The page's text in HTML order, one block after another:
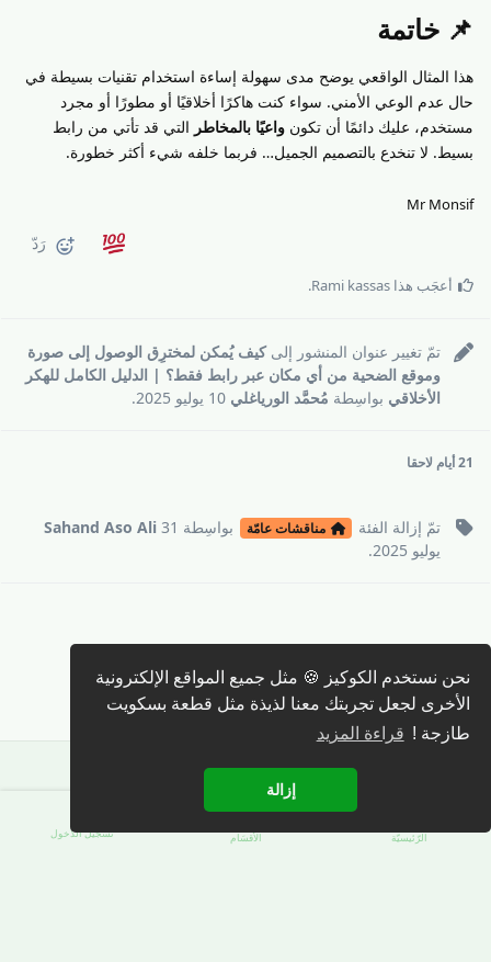
نحن نستخدم الكوكيز 🍪 مثل جميع المواقع الإلكترونية
الأخرى لجعل تجربتك معنا لذيذة مثل قطعة بسكويت
طازجة ! قراءة المزيد
إزالة
📌 خاتمة
هذا المثال الواقعي يوضح مدى سهولة إساءة استخدام تقنيات بسيطة في
حال عدم الوعي الأمني. سواء كنت هاكرًا أخلاقيًا أو مطورًا أو مجرد
مستخدم، عليك دائمًا أن تكون واعيًا بالمخاطر التي قد تأتي من رابط
بسيط. لا تنخدع بالتصميم الجميل… فربما خلفه شيء أكثر خطورة.
Mr Monsif
رَدّ
أعجَب هذا Rami kassas
.
تمّ تغيير عنوان المنشور إلىكيف يُمكن لمخترِق الوصول إلى صورة
وموقع الضحية من أي مكان عبر رابط فقط؟ | الدليل الكامل للهكر
الأخلاقي بواسِطة مُحمَّد الورياغلي 10 يوليو 2025 .
21 أيام لاحقا
تمّ إزالة الفئة مناقشات عامّة بواسِطة Sahand Aso Ali 31
يوليو 2025
.
كتابة رد 🖊️
الرّئيسيّة الأقسَام تسجيل الدّخول